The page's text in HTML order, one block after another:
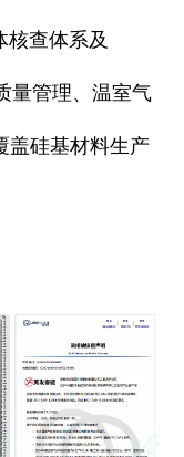
核查体系及
量管理、温室气
盖硅基材料生产